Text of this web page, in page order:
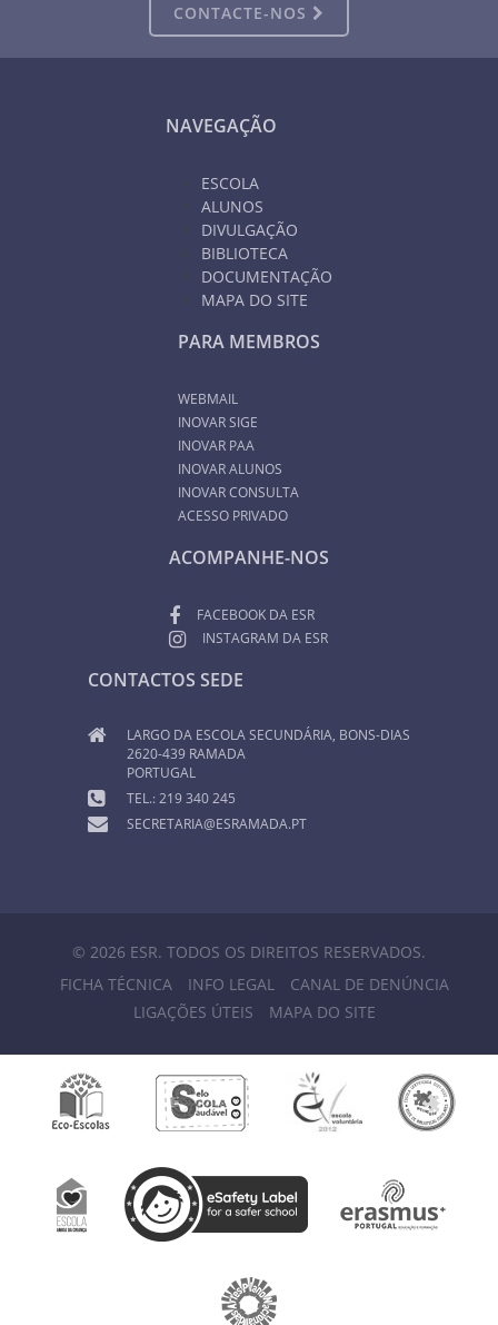
CONTACTE-NOS
NAVEGAÇÃO
ESCOLA
ALUNOS
DIVULGAÇÃO
BIBLIOTECA
DOCUMENTAÇÃO
MAPA DO SITE
PARA MEMBROS
WEBMAIL
INOVAR SIGE
INOVAR PAA
INOVAR ALUNOS
INOVAR CONSULTA
ACESSO PRIVADO
ACOMPANHE-NOS
FACEBOOK DA ESR
INSTAGRAM DA ESR
CONTACTOS SEDE
LARGO DA ESCOLA SECUNDÁRIA, BONS-DIAS
2620-439 RAMADA
PORTUGAL
TEL.: 219 340 245
SECRETARIA@ESRAMADA.PT
© 2026 ESR. TODOS OS DIREITOS RESERVADOS.
FICHA TÉCNICA
INFO LEGAL
CANAL DE DENÚNCIA
LIGAÇÕES ÚTEIS
MAPA DO SITE